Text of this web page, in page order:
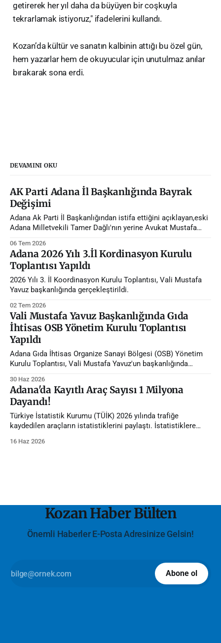
getirerek her yıl daha da büyüyen bir coşkuyla
tekrarlamak istiyoruz," ifadelerini kullandı.
​Kozan’da kültür ve sanatın kalbinin attığı bu özel gün,
hem yazarlar hem de okuyucular için unutulmaz anılar
bırakarak sona erdi.
DEVAMINI OKU
AK Parti Adana İl Başkanlığında Bayrak
Değişimi
Adana Ak Parti İl Başkanlığından istifa ettiğini açıklayan,eski
Adana Milletvekili Tamer Dağlı'nın yerine Avukat Mustafa
06 Tem 2026
Adana 2026 Yılı 3.İl Kordinasyon Kurulu
Toplantısı Yapıldı
2026 Yılı 3. İl Koordinasyon Kurulu Toplantısı, Vali Mustafa
Yavuz başkanlığında gerçekleştirildi.
02 Tem 2026
Vali Mustafa Yavuz Başkanlığında Gıda
İhtisas OSB Yönetim Kurulu Toplantısı
Yapıldı
Adana Gıda İhtisas Organize Sanayi Bölgesi (OSB) Yönetim
Kurulu Toplantısı, Vali Mustafa Yavuz'un başkanlığında
30 Haz 2026
Adana'da Kayıtlı Araç Sayısı 1 Milyona
Dayandı!
Türkiye İstatistik Kurumu (TÜİK) 2026 yılında trafiğe
kaydedilen araçların istatistiklerini paylaştı. İstatistiklere
16 Haz 2026
Kozan Haber Bülten
Önemli Haberler E-Posta Adresinize Gelsin!
Abone ol